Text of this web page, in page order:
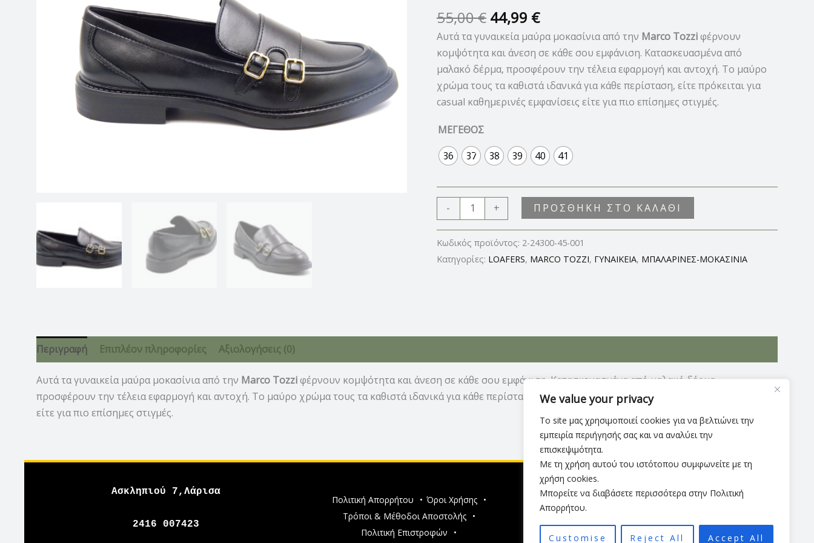
We value your privacy
Το site μας χρησιμοποιεί cookies για να βελτιώνει την
εμπειρία περιήγησής σας και να αναλύει την
επισκεψιμότητα.
Με τη χρήση αυτού του ιστότοπου συμφωνείτε με τη
χρήση cookies.
Μπορείτε να διαβάσετε περισσότερα στην Πολιτική
Απορρήτου.
Customise Reject All Accept All
55,00€ 44,99 €
Αυτά τα γυναικεία μαύρα μοκασίνια από την Marco Tozziφέρνουν
κομψότητα και άνεση σε κάθε σου εμφάνιση. Κατασκευασμένα από
μαλακό δέρμα, προσφέρουν την τέλεια εφαρμογή και αντοχή. Το μαύρο
χρώμα τους τα καθιστά ιδανικά για κάθε περίσταση, είτε πρόκειται για
casual καθημερινές εμφανίσεις είτε για πιο επίσημες στιγμές.
ΜΕΓΕΘΟΣ
36
37 38 39 40 41
- + ΠΡΟΣΘΉΚΗ ΣΤΟ ΚΑΛΆΘΙ
Κωδικός προϊόντος: 2-24300-45-001
Κατηγορίες: LOAFERS, MARCO TOZZI, ΓΥΝΑΙΚΕΙΑ, ΜΠΑΛΑΡΙΝΕΣ-ΜΟΚΑΣΙΝΙΑ
Περιγραφή Επιπλέον πληροφορίες Αξιολογήσεις (0)
Αυτά τα γυναικεία μαύρα μοκασίνια από την Marco Tozziφέρνουν κομψότητα και άνεση σε κάθε σου εμφάνιση. Κατασκευασμένα από μαλακό δέρμα,
προσφέρουν την τέλεια εφαρμογή και αντοχή. Το μαύρο χρώμα τους τα καθιστά ιδανικά για κάθε περίσταση, είτε πρόκειται για casual καθημερινές εμφανίσεις
είτε για πιο επίσημες στιγμές.
Ασκληπιού 7,Λάρισα
2416 007423
Πολιτική Απορρήτου • Όροι Χρήσης
•
Τρόποι & Μέθοδοι Αποστολής
•
Πολιτική Επιστροφών
•